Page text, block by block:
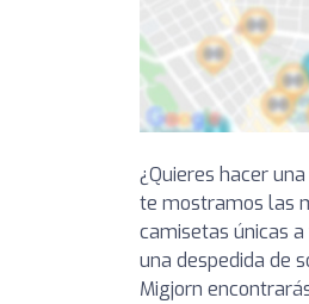
¿Quieres hacer
te mostramos las
camisetas únicas
una despedida de
Migjorn